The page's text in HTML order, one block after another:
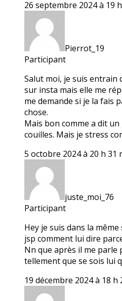
26 septembre 2024 à 19
Pierrot_19
Participant
Salut moi, je suis entrain
sur insta mais elle me
me demande si je la fais
chose.
Mais bon comme a dit
couilles. Mais je stress
5 octobre 2024 à 20 h 31
juste_moi_76
Participant
Hey je suis dans la
jsp comment lui dire
Nn que après il me parle
tellement que se sois lui
19 décembre 2024 à 18 h